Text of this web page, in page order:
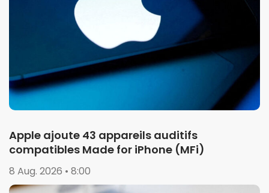
Apple ajoute 43 appareils auditifs
compatibles Made for iPhone (MFi)
8 Aug. 2026 • 8:00